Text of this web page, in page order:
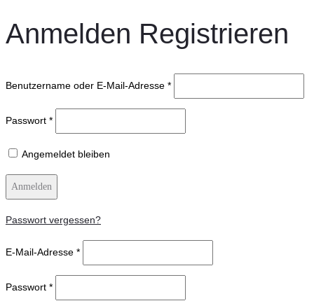
Anmelden Registrieren
Benutzername oder E-Mail-Adresse *
Passwort *
Angemeldet bleiben
Anmelden
Passwort vergessen?
E-Mail-Adresse *
Passwort *